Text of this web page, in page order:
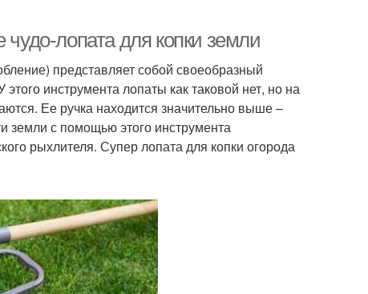
чудо-лопата для копки земли
представляет собой своеобразный
инструмента лопаты как таковой нет, но на
Ее ручка находится значительно выше –
земли с помощью этого инструмента
рыхлителя. Супер лопата для копки огорода